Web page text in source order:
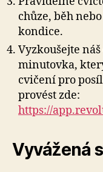
chůze, běh
kondice.
Vyzkoušejte
minutovka,
cvičení pro
provést zde:
https://
Vyvážená